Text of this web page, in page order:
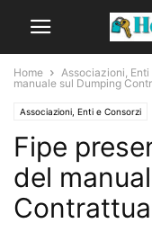
Home Associazioni, Enti
manuale sul Dumping
Associazioni, Enti e Consorzi
Fipe
del